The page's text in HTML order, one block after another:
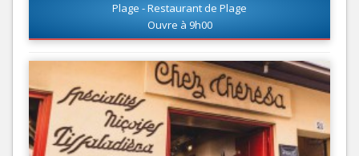
Plage - Restaurant de Plage
Ouvre à 9h00